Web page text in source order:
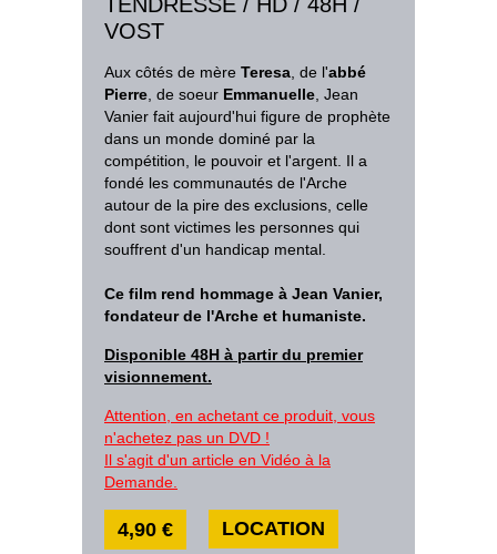
VOST
Aux côtés de mère Teresa , de l'abbé
Pierre , de soeur Emmanuelle , Jean
Vanier fait aujourd'hui figure de prophète
dans un monde dominé par la
compétition, le pouvoir et l'argent. Il a
fondé les communautés de l'Arche
autour de la pire des exclusions, celle
dont sont victimes les personnes qui
souffrent d'un handicap mental.
Ce film rend hommage à Jean Vanier,
fondateur de l'Arche et humaniste.
Disponible 48H à partir du premier
visionnement.
Attention, en achetant ce produit, vous
n'achetez pas un DVD !
Il s'agit d'un article en Vidéo à la
Demande.
4,90 € LOCATION